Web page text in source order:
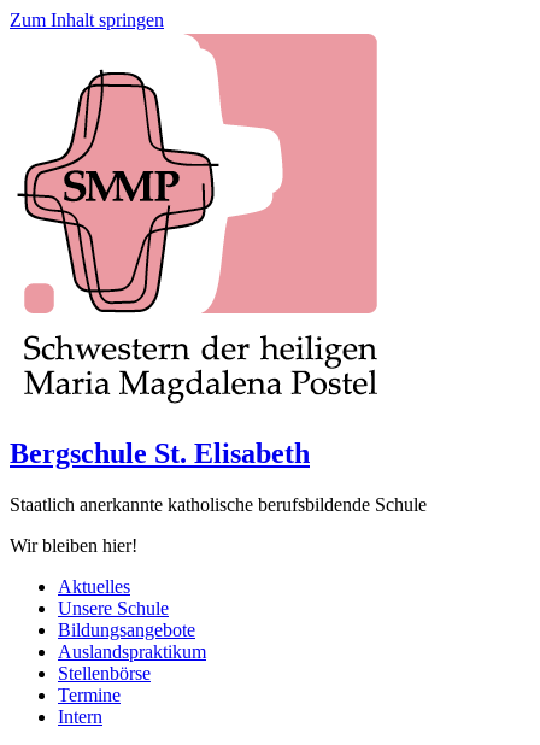
Zum Inhalt springen
Bergschule St. Elisabeth
Staatlich anerkannte katholische berufsbildende Schule
Wir bleiben hier!
Aktuelles
Unsere Schule
Bildungsangebote
Auslandspraktikum
Stellenbörse
Termine
Intern